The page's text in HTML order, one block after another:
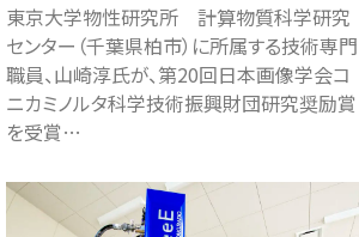
東京大学物性研究所 計算物質科学研究
センター（千葉県柏市）に所属する技術専門
職員、山崎淳氏が、第20回日本画像学会コ
ニカミノルタ科学技術振興財団研究奨励賞
を受賞…